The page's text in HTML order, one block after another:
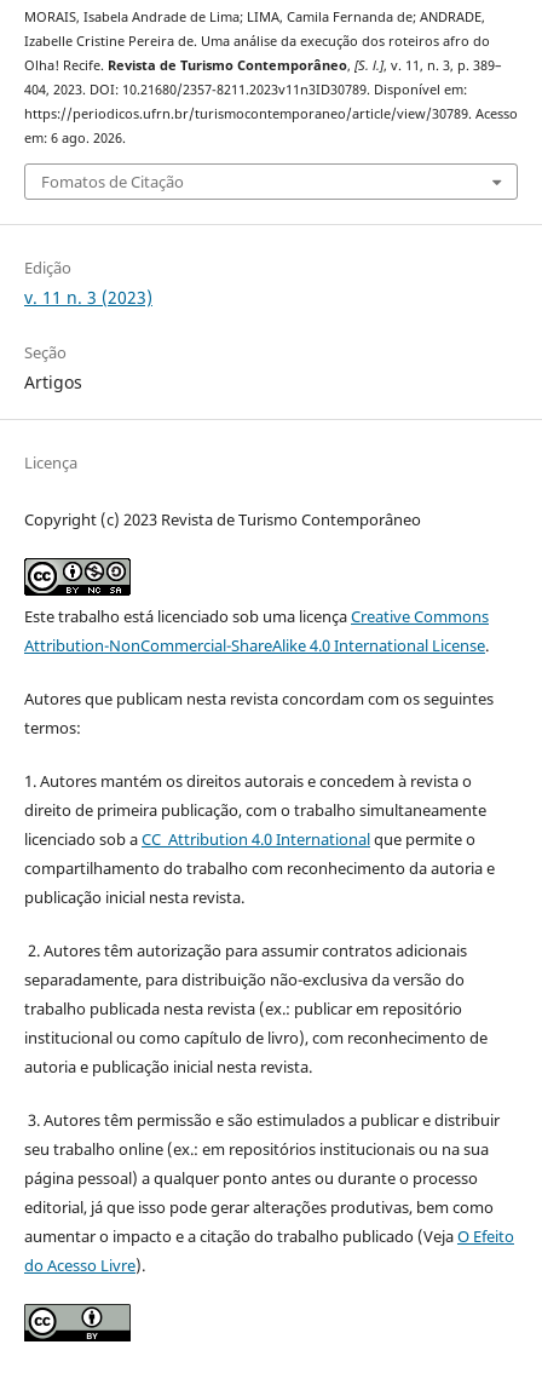
MORAIS, Isabela Andrade de Lima; LIMA, Camila Fernanda de; ANDRADE,
Izabelle Cristine Pereira de. Uma análise da execução dos roteiros afro do
Olha! Recife. Revista de Turismo Contemporâneo, [S. l.], v. 11, n. 3, p. 389–
404, 2023. DOI: 10.21680/2357-8211.2023v11n3ID30789. Disponível em:
https://periodicos.ufrn.br/turismocontemporaneo/article/view/30789. Acesso
em: 6 ago. 2026.
Fomatos de Citação
Edição
v. 11 n. 3 (2023)
Seção
Artigos
Licença
Copyright (c) 2023 Revista de Turismo Contemporâneo
Este trabalho está licenciado sob uma licençaCreative Commons
Attribution-NonCommercial-ShareAlike 4.0 International License.
Autores que publicam nesta revista concordam com os seguintes
termos:
1. Autores mantém os direitos autorais e concedem à revista o
direito de primeira publicação, com o trabalho simultaneamente
licenciado sob aCC Attribution 4.0 Internationalque permite o
compartilhamento do trabalho com reconhecimento da autoria e
publicação inicial nesta revista.
2. Autores têm autorização para assumir contratos adicionais
separadamente, para distribuição não-exclusiva da versão do
trabalho publicada nesta revista (ex.: publicar em repositório
institucional ou como capítulo de livro), com reconhecimento de
autoria e publicação inicial nesta revista.
3. Autores têm permissão e são estimulados a publicar e distribuir
seu trabalho online (ex.: em repositórios institucionais ou na sua
página pessoal) a qualquer ponto antes ou durante o processo
editorial, já que isso pode gerar alterações produtivas, bem como
aumentar o impacto e a citação do trabalho publicado (VejaO Efeito
do Acesso Livre).